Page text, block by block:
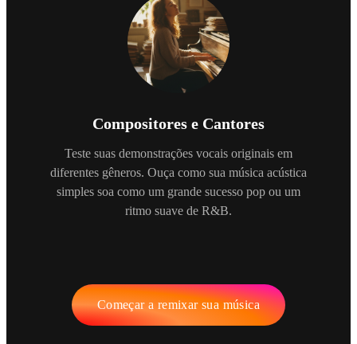
Compositores e Cantores
Teste suas demonstrações vocais originais em
diferentes gêneros. Ouça como sua música acústica
simples soa como um grande sucesso pop ou um
ritmo suave de R&B.
Começar a remixar sua música